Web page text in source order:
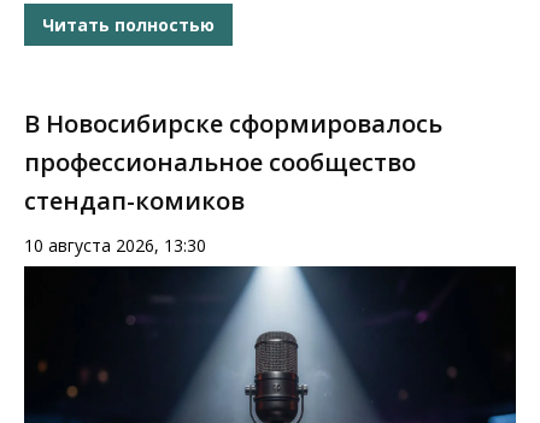
Читать полностью
В Новосибирске сформировалось
профессиональное сообщество
стендап-комиков
10 августа 2026, 13:30